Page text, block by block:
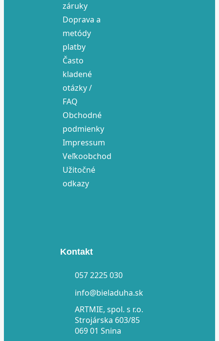
záruky
Doprava a
metódy
platby
Často
kladené
otázky /
FAQ
Obchodné
podmienky
Impressum
Veľkoobchod
Užitočné
odkazy
Kontakt
057 2225 030
info@bieladuha.sk
ARTMIE, spol. s r.o.
Strojárska 603/85
069 01 Snina